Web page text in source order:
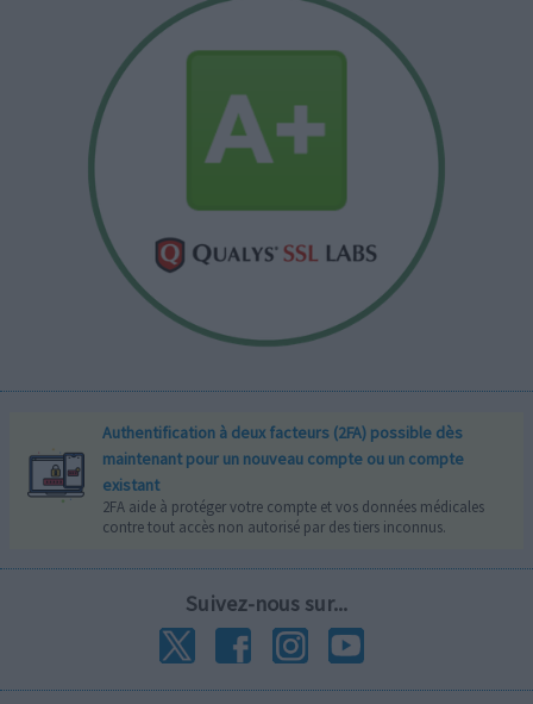
Authentification à deux facteurs (2FA) possible dès
maintenant pour un nouveau compte ou un compte
existant
2FA aide à protéger votre compte et vos données médicales
contre tout accès non autorisé par des tiers inconnus.
Suivez-nous sur...